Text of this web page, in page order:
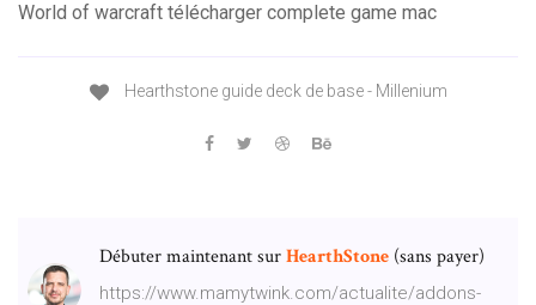
World of warcraft télécharger complete game mac
Hearthstone guide deck de base - Millenium
Débuter maintenant surHearthStone (sans payer)
https://www.mamytwink.com/actualite/addons-